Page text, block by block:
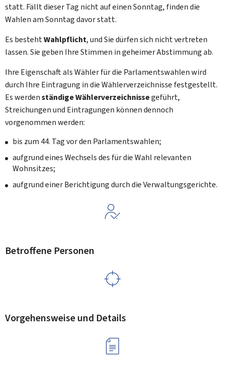
statt. Fällt dieser Tag nicht auf einen Sonntag, finden die
Wahlen am Sonntag davor statt.
Es bestehtWahlpflicht, und Sie dürfen sich nicht vertreten
lassen.Sie geben Ihre Stimmen in geheimer Abstimmung ab.
Ihre Eigenschaft als Wähler für die Parlamentswahlen wird
durch Ihre Eintragung in die Wählerverzeichnisse festgestellt.
Es werdenständige Wählerverzeichnissegeführt,
Streichungen und Eintragungen können dennoch
vorgenommen werden:
bis zum 44. Tag vor den Parlamentswahlen;
aufgrund eines Wechsels des für die Wahl relevanten
Wohnsitzes;
aufgrund einer Berichtigung durch die Verwaltungsgerichte.
Betroffene Personen
Vorgehensweise und Details